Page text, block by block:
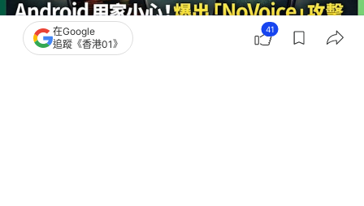
在Google
追蹤《香港01》
41